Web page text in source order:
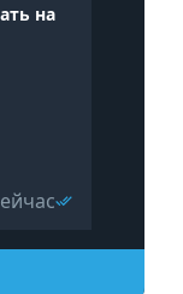
на